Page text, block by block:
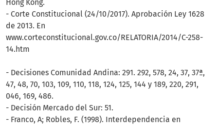
Hong Kong.
- Corte Constitucional (24/10/2017). Aprobación Ley 1628
de 2013. En
www.corteconstitucional.gov.co/RELATORIA/2014/C-258-
14.htm
- Decisiones Comunidad Andina: 291. 292, 578, 24, 37, 37ª,
47, 48, 70, 103, 109, 110, 118, 124, 125, 144 y 189, 220, 291,
046, 169, 486.
- Decisión Mercado del Sur: 51.
- Franco, A; Robles, F. (1998). Interdependencia en